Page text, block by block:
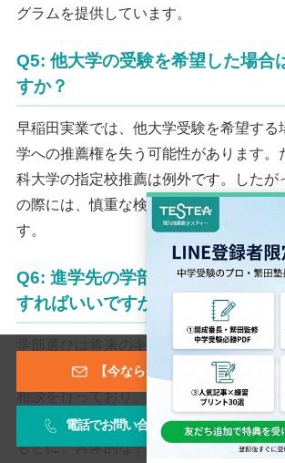
グラムを提供しています。
Q5: 他大学の受験を希望した場合
すか？
早稲田実業では、他大学受験を希望する
学への推薦権を失う可能性があります。
科大学の指定校推薦は例外です。したが
の際には、慎重な検討と学校側との相談
す。
Q6: 進学先の学部選びに不安があ
すればいいですか？
学部選びは将来のキャリアに影響を与え
す。早実クラブでは、生徒の興味や適
相談を行っており、適切な学部選びをサ
す。また、早稲田大学の学部情報や卒業
もとに、具体的なアドバイスを提供して
【今なら登録特典あり！】メー
電話でお問い合わせ お問